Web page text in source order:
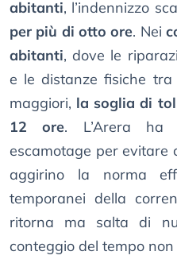
abitanti, l’indennizzo
per più di otto ore. Nei
abitanti, dove le
e le distanze fisiche
maggiori, la soglia di
12 ore. L’Arera ha
escamotage per evitare
aggirino la norma
temporanei della
ritorna ma salta di
conteggio del tempo non